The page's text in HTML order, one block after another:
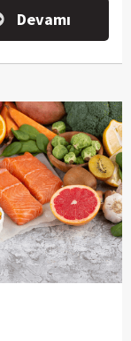
Devamı